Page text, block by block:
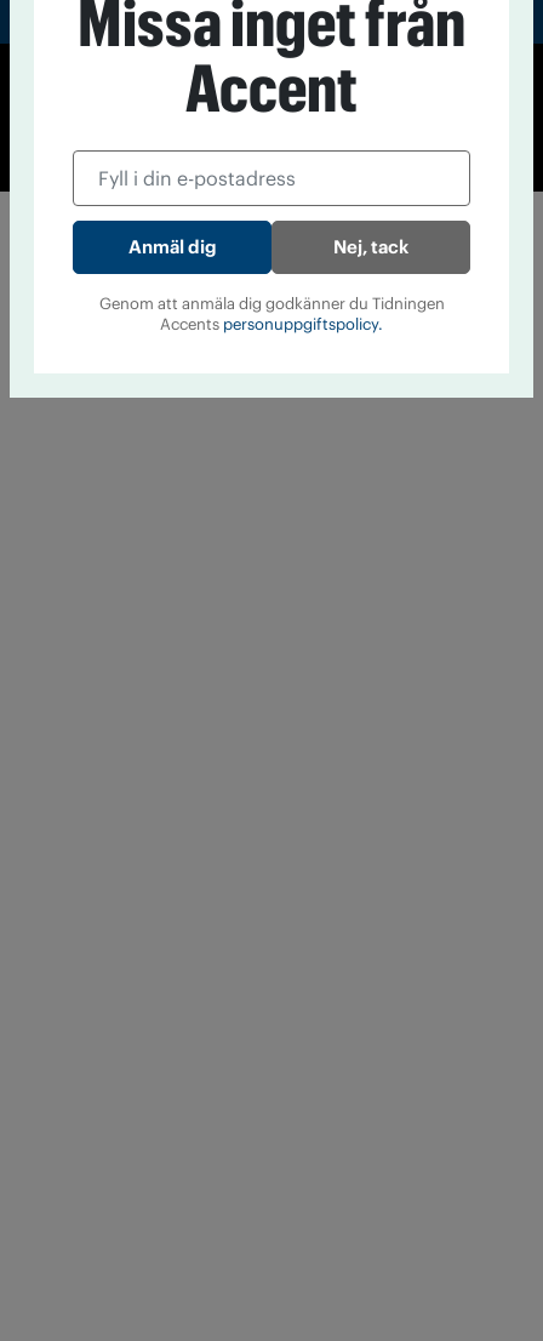
© Tidningen Accent 2026
Missa inget från
Accent
Nej, tack
Genom att anmäla dig godkänner du Tidningen
Accents personuppgiftspolicy.